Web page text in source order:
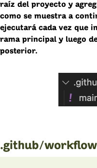
raíz del proyecto y
como se muestra a
ejecutará cada vez que
rama principal y luego
posterior.
.github/